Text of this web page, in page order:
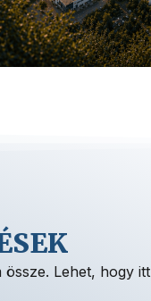
Lehet, hogy itt